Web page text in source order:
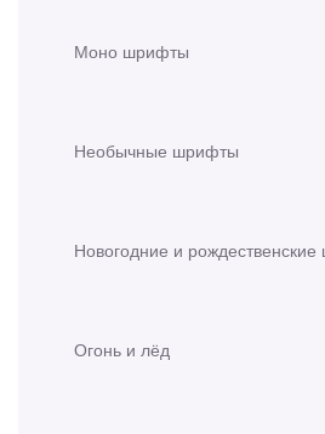
Моно шрифты
Необычные шрифты
Новогодние и
Огонь и лёд